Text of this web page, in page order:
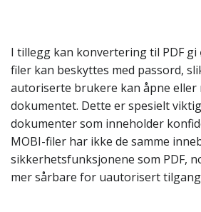
I tillegg kan konvertering til PDF gi
filer kan beskyttes med passord,
autoriserte brukere kan åpne eller
dokumentet. Dette er spesielt
dokumenter som inneholder
MOBI-filer har ikke de samme
sikkerhetsfunksjonene som PDF,
mer sårbare for uautorisert